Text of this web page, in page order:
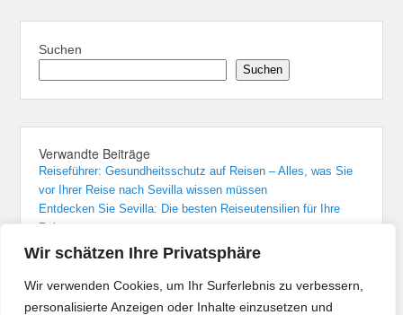
Wir schätzen Ihre Privatsphäre
Wir verwenden Cookies, um Ihr Surferlebnis zu verbessern,
personalisierte Anzeigen oder Inhalte einzusetzen und
Suchen
Suchen
Verwandte Beiträge
Reiseführer: Gesundheitsschutz auf Reisen – Alles, was Sie
vor Ihrer Reise nach Sevilla wissen müssen
Entdecken Sie Sevilla: Die besten Reiseutensilien für Ihre
Reise
Sevilla: Unvergessliche Übernachtungen in den besten Hotels
Von Madrid nach Sevilla: Der bequemste Zugreise-Guide
Flughafenführer und Reisetipps für Flüge nach Sevilla